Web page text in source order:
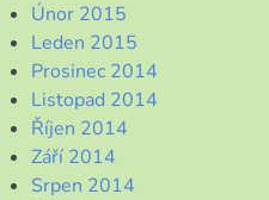
Únor 2015
Leden 2015
Prosinec 2014
Listopad 2014
Říjen 2014
Září 2014
Srpen 2014